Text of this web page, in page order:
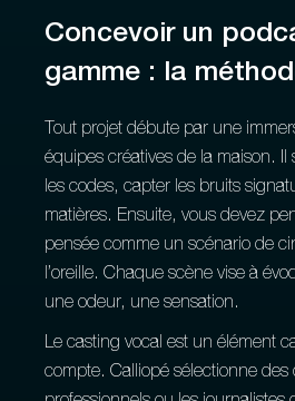
Concevoir un
gamme : la
Tout projet débute par une
équipes créatives de la maison. Il
les codes, capter les bruits
matières. Ensuite, vous devez
pensée comme un scénario de
l’oreille. Chaque scène vise à
une odeur, une sensation.
Le casting vocal est un élément
compte. Calliopé sélectionne des